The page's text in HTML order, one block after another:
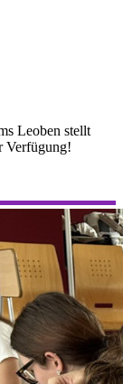
Leoben stellt
Verfügung!